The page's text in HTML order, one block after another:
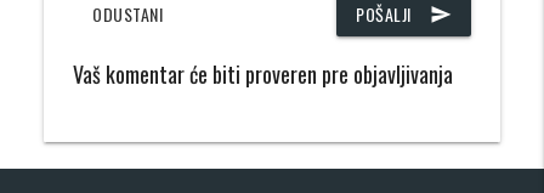
POŠALJI send
ODUSTANI
Vaš komentar će biti proveren pre objavljivanja